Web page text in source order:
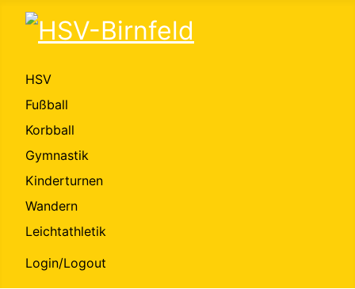
HSV
Fußball
Korbball
Gymnastik
Kinderturnen
Wandern
Leichtathletik
Login/Logout